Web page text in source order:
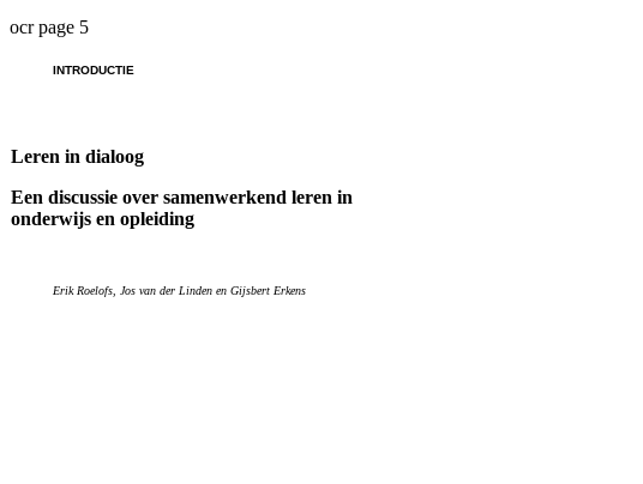
ocr page 5
INTRODUCTIE
Leren in dialoog
Een discussie over samenwerkend leren in
onderwijs en opleiding
Erik Roelofs, Jos van der Linden en Gijsbert Erkens